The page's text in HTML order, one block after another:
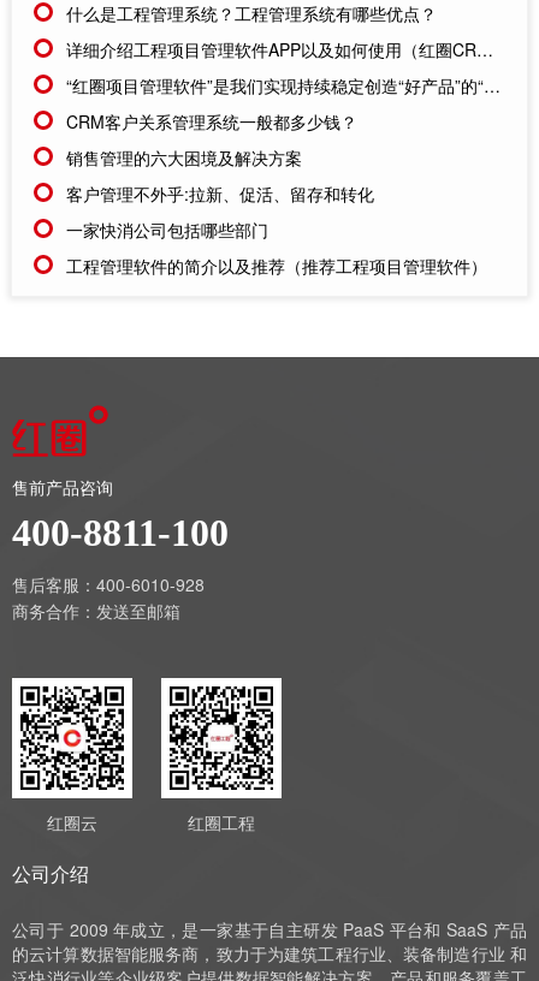
什么是工程管理系统？工程管理系统有哪些优点？
详细介绍工程项目管理软件APP以及如何使用（红圈CRM的工程项目管理软件APP）
“红圈项目管理软件”是我们实现持续稳定创造“好产品”的“好助手”
CRM客户关系管理系统一般都多少钱？
销售管理的六大困境及解决方案
客户管理不外乎:拉新、促活、留存和转化
一家快消公司包括哪些部门
工程管理软件的简介以及推荐（推荐工程项目管理软件）
售前产品咨询
400-8811-100
售后客服：400-6010-928
商务合作： 发送至邮箱
红圈云 红圈工程
公司介绍
公司于 2009 年成立，是一家基于自主研发 PaaS 平台和 SaaS 产品
的云计算数据智能服务商，致力于为建筑工程行业、装备制造行业 和